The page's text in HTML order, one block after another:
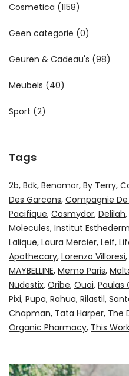
Cosmetica (1158)
Geen categorie (0)
Geuren & Cadeau's (98)
Meubels (40)
Sport (2)
Tags
2b Bdk Benamor By Terry
Des Garcons Compagnie
Pacifique Cosmydor Delilah
Molecules Institut Esthederm
Lalique Laura Mercier Leif
Apothecary Lorenzo Villoresi
MAYBELLINE Memo Paris
Nudestix Oribe Ouai Paulas
Pixi Pupa Rahua Rilastil
Chapman Tata Harper The
Organic Pharmacy This